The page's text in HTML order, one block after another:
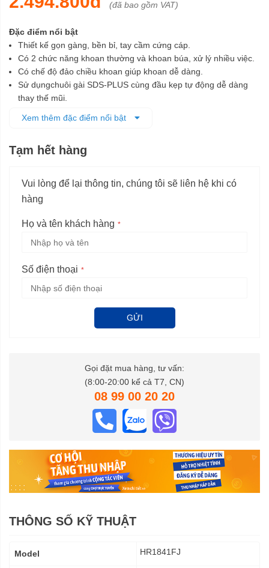
(đã bao gồm VAT)
Đặc điểm nổi bật
Thiết kế gọn gàng, bền bỉ, tay cầm cứng cáp.
Có 2 chức năng khoan thường và khoan búa, xử lý nhiều việc.
Có chế độ đảo chiều khoan giúp khoan dễ dàng.
Sử dụngchuôi gài SDS-PLUS cùng đầu kẹp tự động dễ dàng
thay thế mũi.
Máy chạy êm với công nghệ chống rung AVT.
Xem thêm đặc điểm nổi bật
Tạm hết hàng
Vui lòng để lại thông tin, chúng tôi sẽ liên hệ khi có
hàng
Họ và tên khách hàng
Số điện thoại
GỬI
Gọi đặt mua hàng, tư vấn:
(8:00-20:00 kể cả T7, CN)
08 99 00 20 20
THÔNG SỐ KỸ THUẬT
Model HR1841FJ